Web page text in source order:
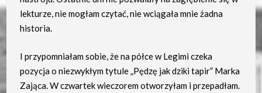
lekturze, nie mogłam czytać, nie wciągała mnie żadna
historia.
I przypomniałam sobie, że na półce w Legimi czeka
pozycja o niezwykłym tytule „Pędzę jak dziki tapir” Marka
Zająca. W czwartek wieczorem otworzyłam i przepadłam.